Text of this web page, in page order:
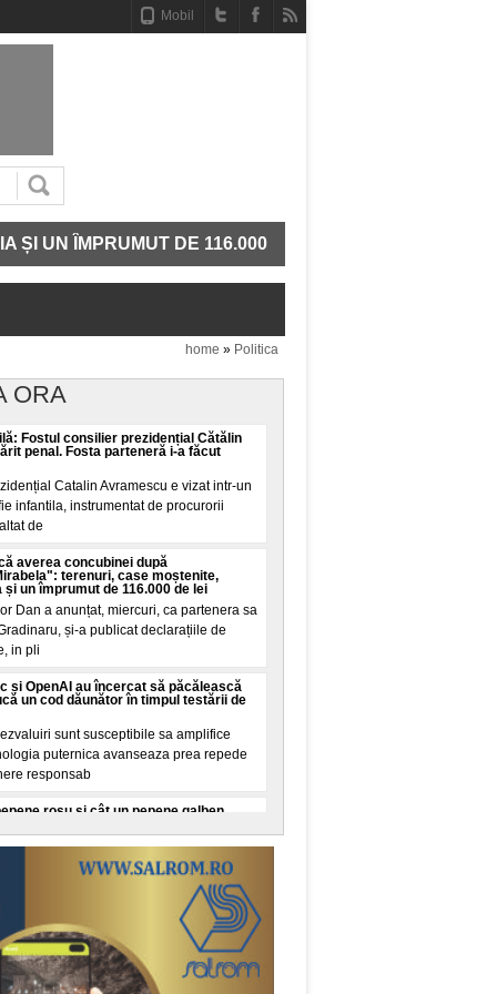
Mobil
DE 116.000 DE LEI
home » Politica
ORA
Fostul consilier prezidențial Cătălin
penal. Fosta parteneră i-a făcut
Catalin Avramescu e vizat intr-un
infantila, instrumentat de procurorii
de
averea concubinei după
terenuri, case moștenite,
un împrumut de 116.000 de lei
Dan a anunțat, miercuri, ca partenera sa
și-a publicat declarațiile de
in pli
și OpenAI au încercat să păcălească
un cod dăunător în timpul testării de
sunt susceptibile sa amplifice
puternica avanseaza prea repede
responsab
roșu și cât un pepene galben.
pentru doi pepeni, unul roșu și unul
O cana de zahar ar insemna 200
sunt unit
consumat centrele de date din Europa
puterea totala instalata a tuturor
Germania, Austria, Ungaria, Slovacia și